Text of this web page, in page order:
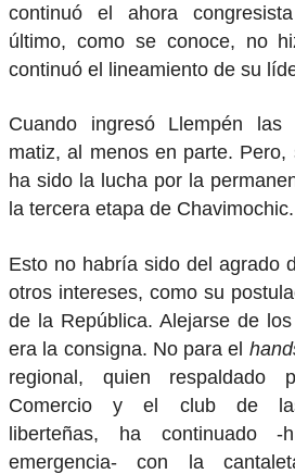
continuó el ahora
último, como se conoce, no
continuó el lineamiento de su
Cuando ingresó Llempén
matiz, al menos en parte. Pero,
ha sido la lucha por la
la tercera etapa de Chavimochic.
Esto no habría sido del agrado
otros intereses, como su
de la República. Alejarse de
era la consigna. No para el ha
regional, quien
Comercio y el club de las
liberteñas, ha continuado
emergencia- con la